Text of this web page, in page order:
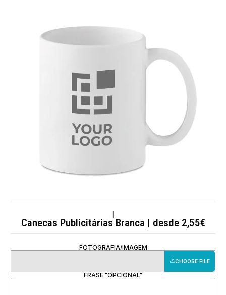
Canecas Publicitárias Branca | desde 2,55€
FOTOGRAFIA/IMAGEM
CHOOSE FILE
FRASE "OPCIONAL"